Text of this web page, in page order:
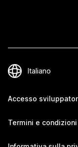
Accesso
Termini e